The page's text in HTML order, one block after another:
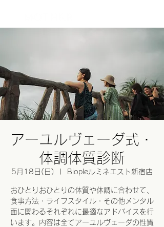
アーユルヴェーダ式・
体調体質診断
5月18日(日) Biopleルミネエスト新宿店
おひとりおひとりの体質や体調に合わせて、
食事方法・ライフスタイル・その他メンタル
面に関わるそれぞれに最適なアドバイスを行
います。内容は全てアーユルヴェーダの性質